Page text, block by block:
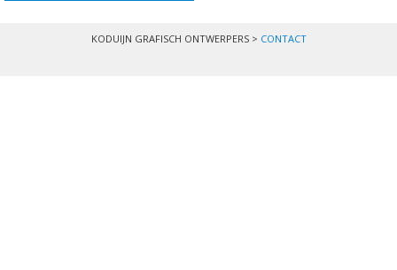
KODUIJN GRAFISCH ONTWERPERS > CONTACT